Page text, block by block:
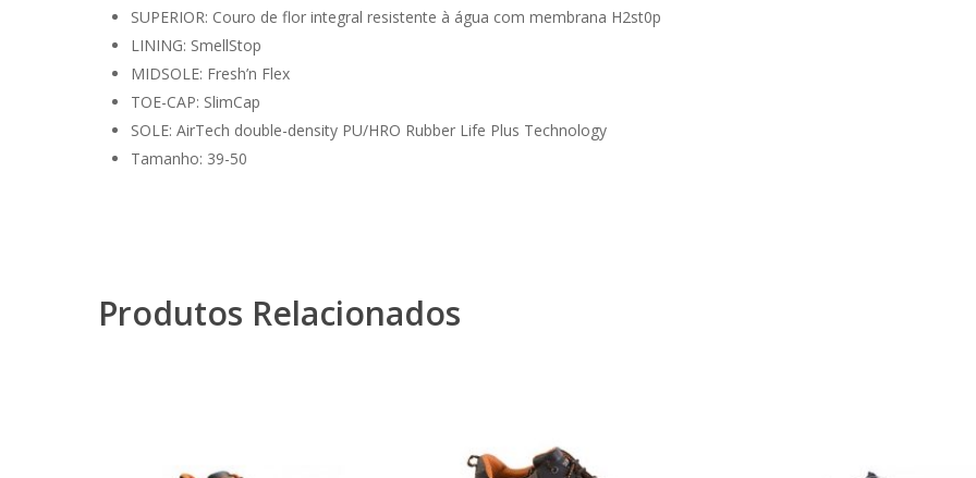
SUPERIOR: Couro de flor integral resistente à água com membrana H2st0p
LINING: SmellStop
MIDSOLE: Fresh’n Flex
TOE-CAP: SlimCap
SOLE: AirTech double-density PU/HRO Rubber Life Plus Technology
Tamanho: 39-50
Produtos Relacionados